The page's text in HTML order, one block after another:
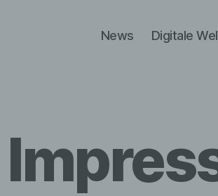
News Digitale